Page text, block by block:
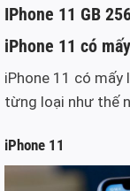
IPhone 11 GB
iPhone 11 có
iPhone 11 có mấy
từng loại như thế
iPhone 11